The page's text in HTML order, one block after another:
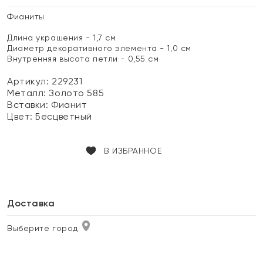
Фианиты
Длина украшения - 1,7 см
Диаметр декоративного элемента - 1,0 см
Внутренняя высота петли - 0,55 см
Артикул: 229231
Металл:Золото 585
Вставки: Фианит
Цвет:Бесцветный
В ИЗБРАННОЕ
Доставка
Выберите город